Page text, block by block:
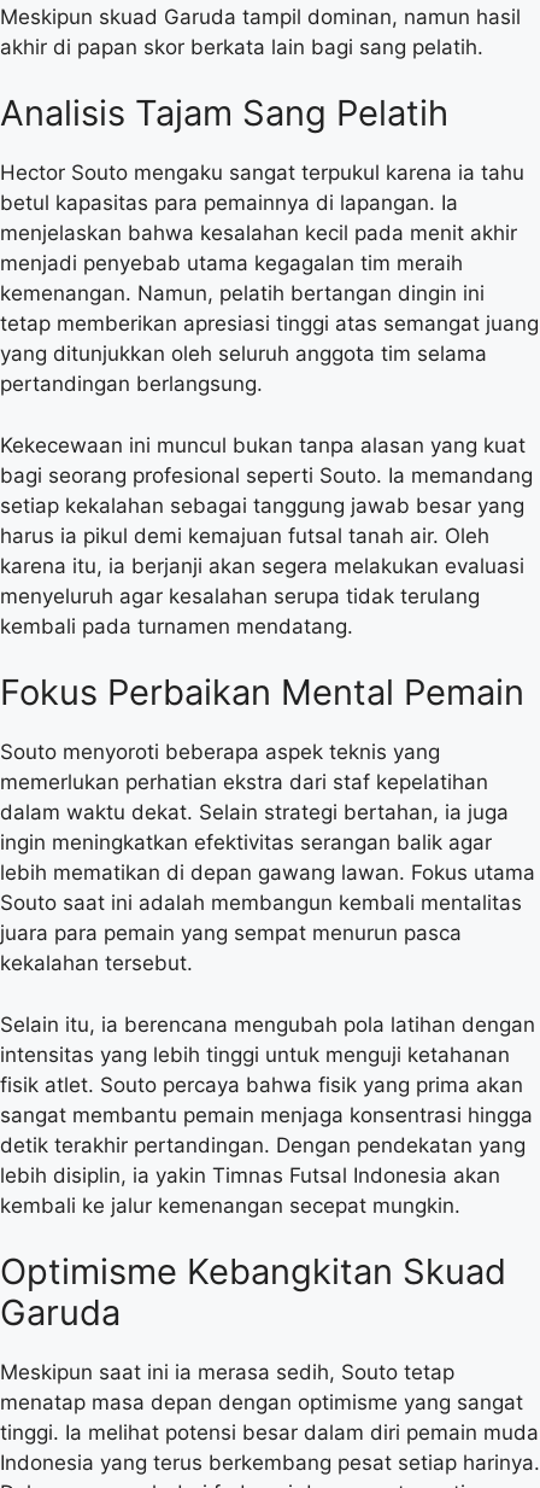
Meskipun skuad Garuda tampil dominan, namun hasil
akhir di papan skor berkata lain bagi sang pelatih.
Analisis Tajam Sang Pelatih
Hector Souto mengaku sangat terpukul karena ia tahu
betul kapasitas para pemainnya di lapangan. Ia
menjelaskan bahwa kesalahan kecil pada menit akhir
menjadi penyebab utama kegagalan tim meraih
kemenangan. Namun, pelatih bertangan dingin ini
tetap memberikan apresiasi tinggi atas semangat juang
yang ditunjukkan oleh seluruh anggota tim selama
pertandingan berlangsung.
Kekecewaan ini muncul bukan tanpa alasan yang kuat
bagi seorang profesional seperti Souto. Ia memandang
setiap kekalahan sebagai tanggung jawab besar yang
harus ia pikul demi kemajuan futsal tanah air. Oleh
karena itu, ia berjanji akan segera melakukan evaluasi
menyeluruh agar kesalahan serupa tidak terulang
kembali pada turnamen mendatang.
Fokus Perbaikan Mental Pemain
Souto menyoroti beberapa aspek teknis yang
memerlukan perhatian ekstra dari staf kepelatihan
dalam waktu dekat. Selain strategi bertahan, ia juga
ingin meningkatkan efektivitas serangan balik agar
lebih mematikan di depan gawang lawan. Fokus utama
Souto saat ini adalah membangun kembali mentalitas
juara para pemain yang sempat menurun pasca
kekalahan tersebut.
Selain itu, ia berencana mengubah pola latihan dengan
intensitas yang lebih tinggi untuk menguji ketahanan
fisik atlet. Souto percaya bahwa fisik yang prima akan
sangat membantu pemain menjaga konsentrasi hingga
detik terakhir pertandingan. Dengan pendekatan yang
lebih disiplin, ia yakin Timnas Futsal Indonesia akan
kembali ke jalur kemenangan secepat mungkin.
Optimisme Kebangkitan Skuad
Garuda
Meskipun saat ini ia merasa sedih, Souto tetap
menatap masa depan dengan optimisme yang sangat
tinggi. Ia melihat potensi besar dalam diri pemain muda
Indonesia yang terus berkembang pesat setiap harinya.